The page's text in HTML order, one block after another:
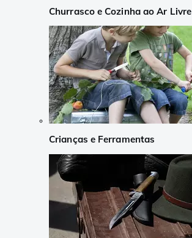
Churrasco e Cozinha ao Ar Livre
Crianças e Ferramentas